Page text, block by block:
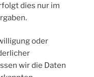
dies nur im
oder
wir die Daten